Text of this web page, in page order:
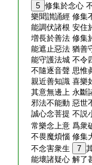
5 修集於念心
樂聞讃誦經 修集
能調伏諸根 安住
増長於善法 修集
能遮止惡法 猶善
能守護法城 不令
不隨逐音聲 思惟
親近善知識 喜樂
其意無邊上 永斷
邪法不能動 惡世
誠心念菩提 不説
常樂念上意 爲衆
不畏魔煩惱 修集
不念害衆生
7
能壞諸疑心 解了